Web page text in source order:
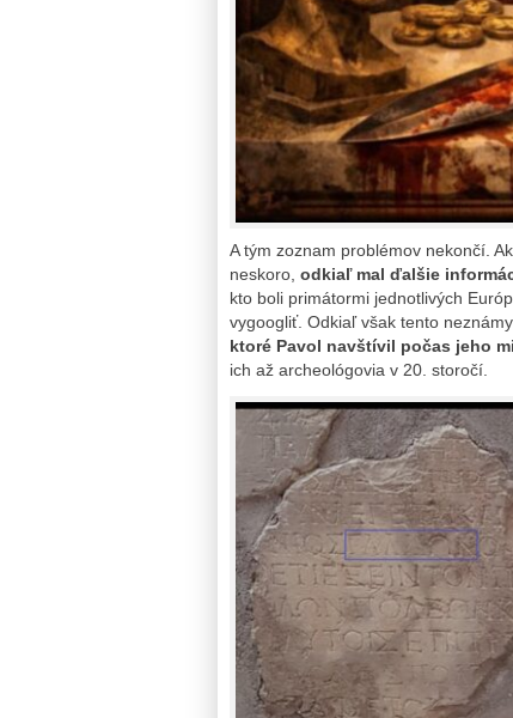
A tým zoznam problémov nekončí.
neskoro, odkiaľ mal ďalšie
kto boli primátormi jednotlivých
vygoogliť. Odkiaľ však tento
ktoré Pavol navštívil počas jeho
ich až archeológovia v 20. storočí.